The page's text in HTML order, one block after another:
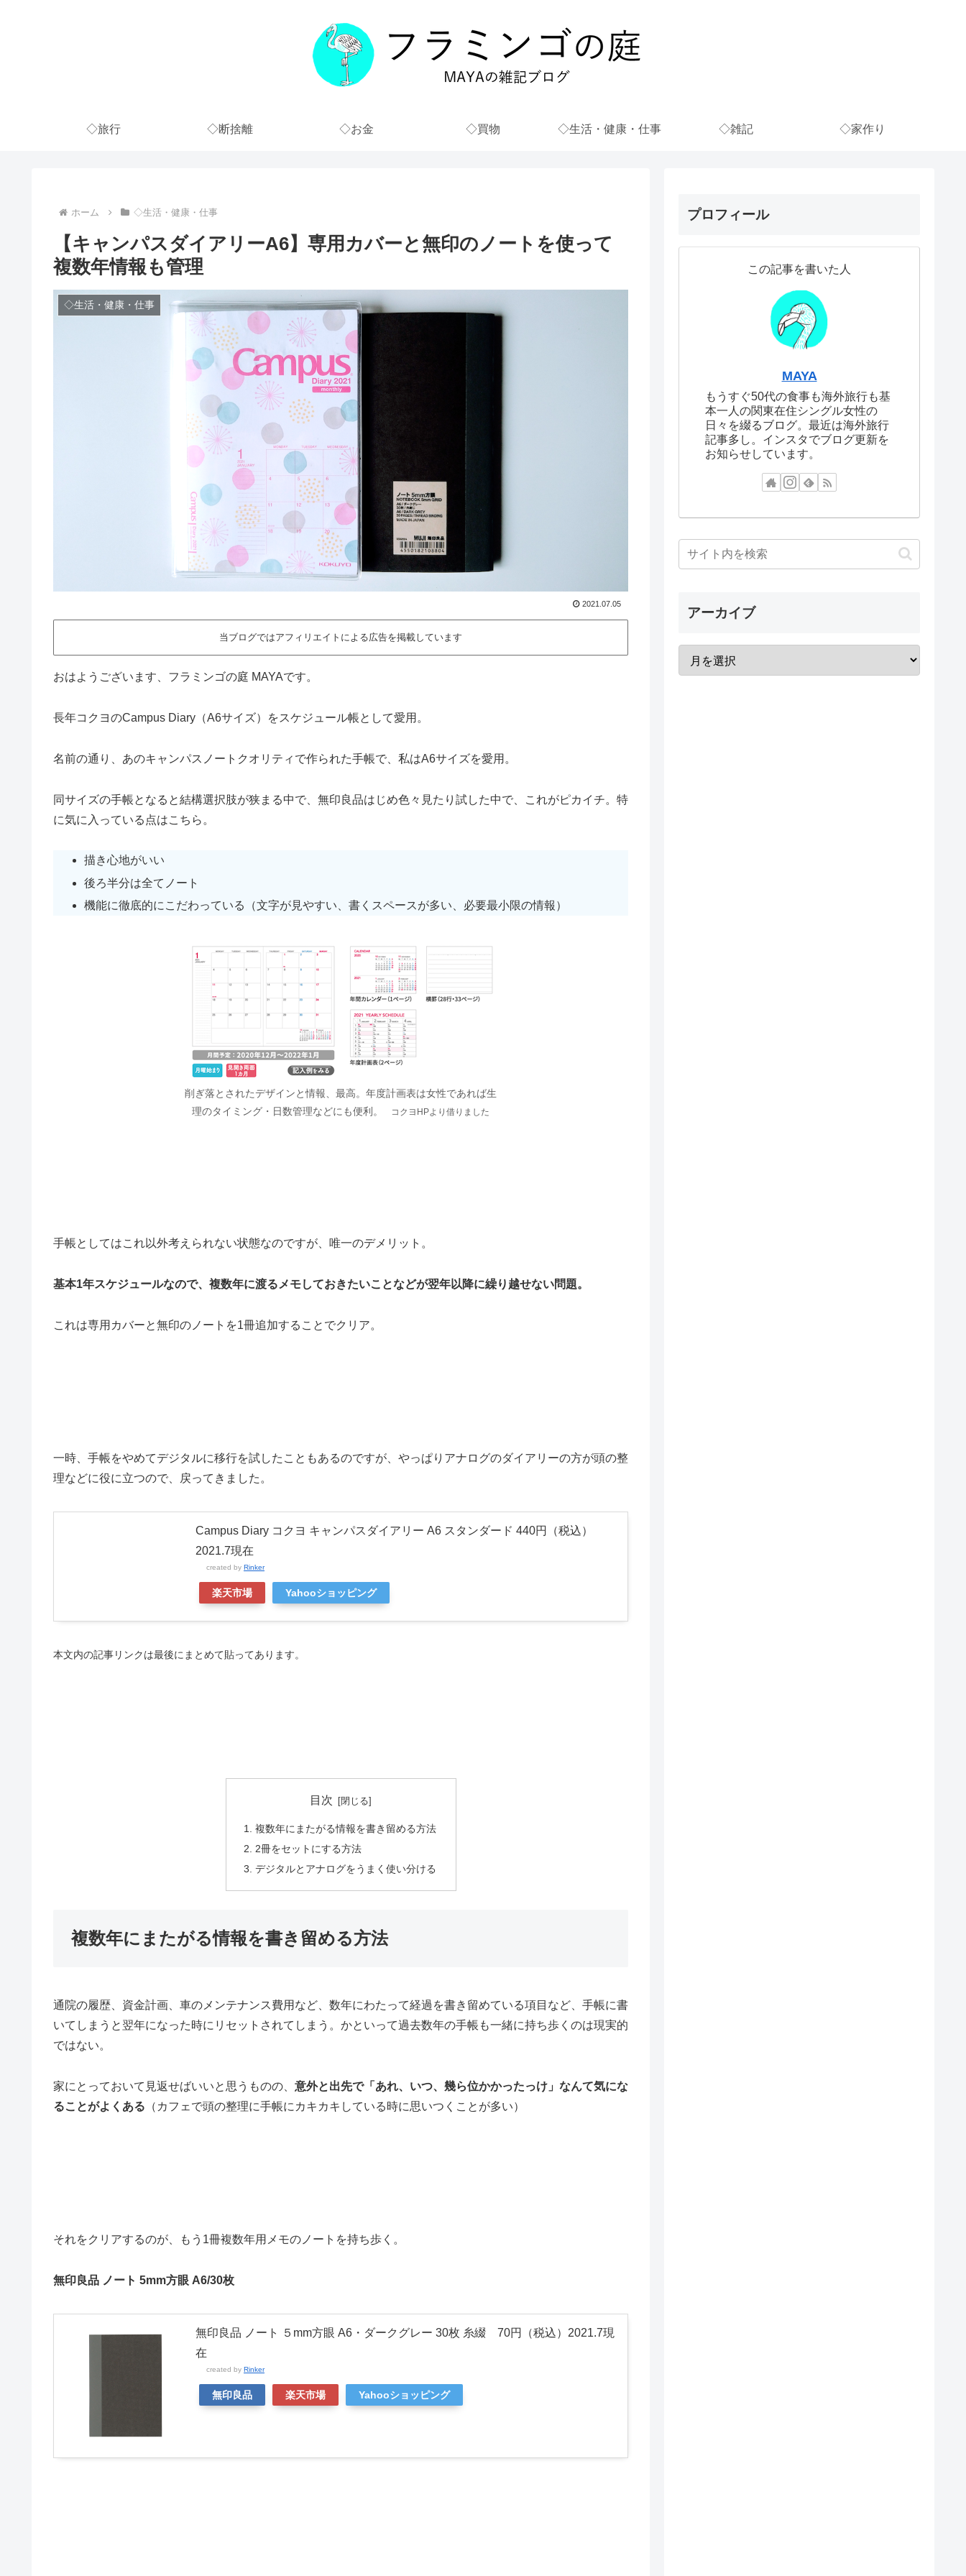
◇旅行 ◇断捨離 ◇お金 ◇買物 ◇生活・健康・仕事 ◇雑記 ◇家作り
ホーム ◇生活・健康・仕事
【キャンパスダイアリーA6】専用カバーと無印のノートを使って
複数年情報も管理
◇生活・健康・仕事
2021.07.05
当ブログではアフィリエイトによる広告を掲載しています
おはようございます、フラミンゴの庭 MAYAです。
長年コクヨのCampus Diary（A6サイズ）をスケジュール帳として愛用。
名前の通り、あのキャンパスノートクオリティで作られた手帳で、私はA6サイズを愛用。
同サイズの手帳となると結構選択肢が狭まる中で、無印良品はじめ色々見たり試した中で、これがピカイチ。特
に気に入っている点はこちら。
描き心地がいい
後ろ半分は全てノート
機能に徹底的にこだわっている（文字が見やすい、書くスペースが多い、必要最小限の情報）
削ぎ落とされたデザインと情報、最高。年度計画表は女性であれば生
理のタイミング・日数管理などにも便利。
コクヨHPより借りました
手帳としてはこれ以外考えられない状態なのですが、唯一のデメリット。
基本1年スケジュールなので、複数年に渡るメモしておきたいことなどが翌年以降に繰り越せない問題。
これは専用カバーと無印のノートを1冊追加することでクリア。
一時、手帳をやめてデジタルに移行を試したこともあるのですが、やっぱりアナログのダイアリーの方が頭の整
理などに役に立つので、戻ってきました。
Campus Diary コクヨ キャンパスダイアリー A6 スタンダード 440円（税込）
2021.7現在
created by Rinker
楽天市場 Yahooショッピング
本文内の記事リンクは最後にまとめて貼ってあります。
目次
複数年にまたがる情報を書き留める方法
2冊をセットにする方法
デジタルとアナログをうまく使い分ける
複数年にまたがる情報を書き留める方法
通院の履歴、資金計画、車のメンテナンス費用など、数年にわたって経過を書き留めている項目など、手帳に書
いてしまうと翌年になった時にリセットされてしまう。かといって過去数年の手帳も一緒に持ち歩くのは現実的
ではない。
家にとっておいて見返せばいいと思うものの、 意外と出先で「あれ、いつ、幾ら位かかったっけ」なんて気にな
ることがよくある （カフェで頭の整理に手帳にカキカキしている時に思いつくことが多い）
それをクリアするのが、もう1冊複数年用メモのノートを持ち歩く。
無印良品 ノート 5mm方眼 A6/30枚
無印良品 ノート ５mm方眼 A6・ダークグレー 30枚 糸綴 70円（税込）2021.7現
在
created by Rinker
無印良品 楽天市場 Yahooショッピング
プロフィール
この記事を書いた人
MAYA
もうすぐ50代の食事も海外旅行も基
本一人の関東在住シングル女性の
日々を綴るブログ。最近は海外旅行
記事多し。インスタでブログ更新を
お知らせしています。
アーカイブ